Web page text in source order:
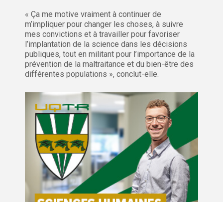
« Ça me motive vraiment à continuer de
m’impliquer pour changer les choses, à suivre
mes convictions et à travailler pour favoriser
l’implantation de la science dans les décisions
publiques, tout en militant pour l’importance de la
prévention de la maltraitance et du bien-être des
différentes populations », conclut-elle.